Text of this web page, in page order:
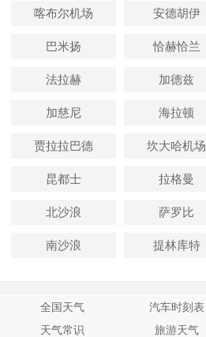
喀布尔机场 安德胡伊
巴米扬 恰赫恰兰
法拉赫 加德兹
加慈尼 海拉顿
贾拉拉巴德 坎大哈机场
昆都士 拉格曼
北沙浪 萨罗比
南沙浪 提林库特
全国天气 汽车时刻表
天气常识
旅游天气